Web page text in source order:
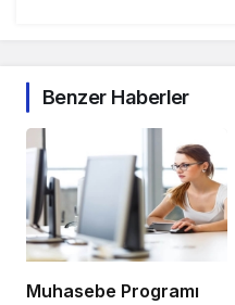
Benzer Haberler
Muhasebe Programı